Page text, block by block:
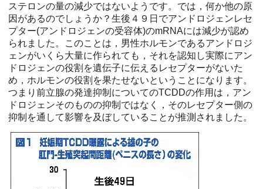
ステロンの量の減少ではないようです。では，何か他の原
因があるのでしょうか？生後４９日でアンドロジェンレセ
プター(アンドロジェンの受容体)のmRNAには減少が認め
られました。このことは，男性ホルモンであるアンドロジ
ェンがいくら大量に作られても，それを認知し実際にアン
ドロジェンの役割を遺伝子に伝えるレセプターがないた
め，ホルモンの役割を果たせないということになります。
つまり前立腺の発達抑制についてのTCDDの作用は，アン
ドロジェンそのものの抑制ではなく，そのレセプター側の
抑制を通して影響を及ぼしていることが推測されました。